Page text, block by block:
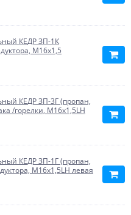
КЕДР ЗП-1К
М16х1,5
КЕДР ЗП-3Г (пропан,
/горелки, М16х1,5LH
КЕДР ЗП-1Г (пропан,
М16х1,5LH левая